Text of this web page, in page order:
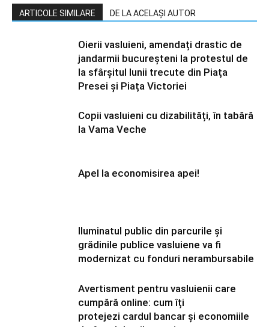
ARTICOLE SIMILARE DE LA ACELAȘI AUTOR
Oierii vasluieni, amendați drastic de
jandarmii bucureșteni la protestul de
la sfârșitul lunii trecute din Piața
Presei și Piața Victoriei
Copii vasluieni cu dizabilități, în tabără
la Vama Veche
Apel la economisirea apei!
Iluminatul public din parcurile și
grădinile publice vasluiene va fi
modernizat cu fonduri nerambursabile
Avertisment pentru vasluienii care
cumpără online: cum îți
protejezi cardul bancar și economiile